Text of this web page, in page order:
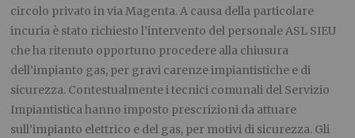
circolo privato in via Magenta. A causa della particolare
incuria è stato richiesto l’intervento del personale ASL SIEU
che ha ritenuto opportuno procedere alla chiusura
dell’impianto gas, per gravi carenze impiantistiche e di
sicurezza. Contestualmente i tecnici comunali del Servizio
Impiantistica hanno imposto prescrizioni da attuare
sull’impianto elettrico e del gas, per motivi di sicurezza. Gli